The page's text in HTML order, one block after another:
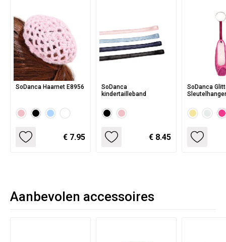
SoDanca Haarnet E8956
€ 7.95
SoDanca
kindertailleband
€ 8.45
SoDanca
Aanbevolen accessoires